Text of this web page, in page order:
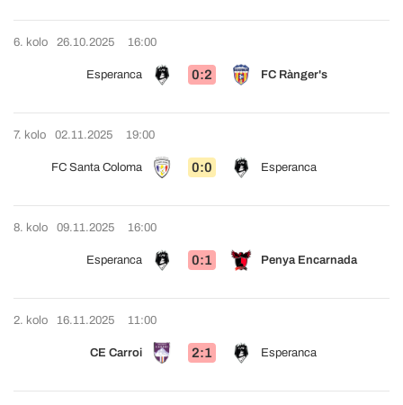
6. kolo 26.10.2025 16:00
Esperanca 0:2 FC Rànger's
7. kolo 02.11.2025 19:00
FC Santa Coloma 0:0 Esperanca
8. kolo 09.11.2025 16:00
Esperanca 0:1 Penya Encarnada
2. kolo 16.11.2025 11:00
CE Carroi 2:1 Esperanca